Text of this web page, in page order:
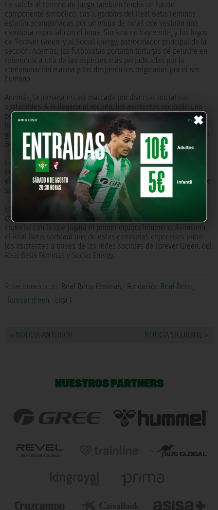
×
La salida al terreno de juego también tendrá un fuerte
componente simbólico. Las jugadoras del Real Betis Féminas
estarán acompañadas por un grupo de niñas que vestirán una
camiseta especial con el lema 'Sin azul no hay verde', y los logos
de 'Forever Green' y el Social Energy, patrocinador principal de la
sección. Además, las futbolistas portarán tortugas de peluche en
referencia a una de las especies más perjudicadas por la
contaminación marina y los desperdicios originados por el ser
humano.
Además, la jornada estará marcada por diversas iniciativas
sostenibles. A la llegada al recinto, los asistentes recibirán una
bolsa reciclada con el objetivo de mantener la Ciudad Deportiva
limpia y promoviendo de esta manera la recogida de residuos
gracias al apoyo de voluntarios especializados del programa Real
Betis - Caixabank.
La sostenibilidad también estará presente en los pequeños
detalles. Las jugadoras del Real Betis utilizaran botellas de agua
elaboradas a partir de cañas de azúcar, un material ecológico que
sustituye al plástico.
Este evento contará con la visita especial de Palmerín, mascota
oficial del club, pero en esta ocasión lo hará con la camiseta
especial con la que jugará el primer equipo femenino. Asimismo,
el Real Betis sorteará una de estas camisetas especiales entre
los asistentes a través de las redes sociales de Forever Green, del
Real Betis Féminas y Social Energy.
Relacionado con Real Betis Féminas, Fundación Real Betis,
forever green, Liga F
« NOTICIA ANTERIOR NOTICIA SIGUIENTE »
NUESTROS PARTNERS